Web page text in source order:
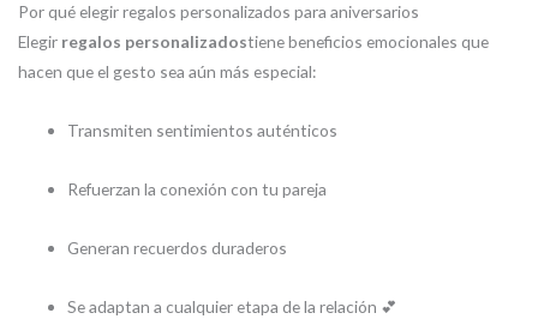
Por qué elegir regalos personalizados para aniversarios
Elegir regalos personalizadostiene beneficios emocionales que
hacen que el gesto sea aún más especial:
Transmiten sentimientos auténticos
Refuerzan la conexión con tu pareja
Generan recuerdos duraderos
Se adaptan a cualquier etapa de la relación 💕